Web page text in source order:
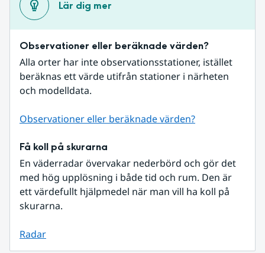
Lär dig mer
Observationer eller beräknade värden?
Alla orter har inte observationsstationer, istället
beräknas ett värde utifrån stationer i närheten
och modelldata.
Observationer eller beräknade värden?
Få koll på skurarna
En väderradar övervakar nederbörd och gör det
med hög upplösning i både tid och rum. Den är
ett värdefullt hjälpmedel när man vill ha koll på
skurarna.
Radar